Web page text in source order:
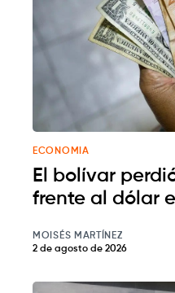
ECONOMIA
El bolívar
frente al dólar
MOISÉS MARTÍNEZ
2 de agosto de 2026